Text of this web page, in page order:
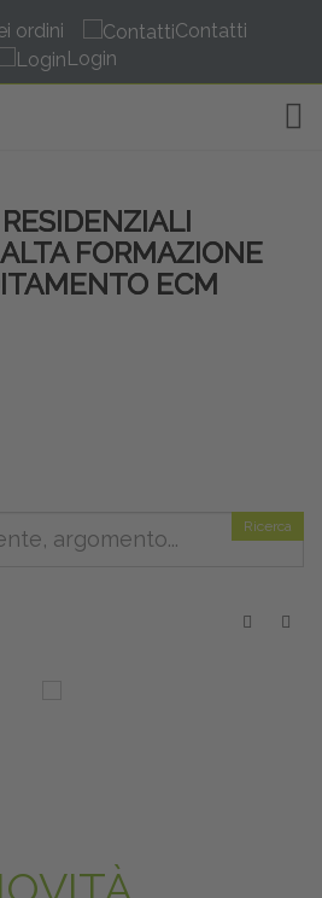
ordini
Contatti
Login
FORMAZIONE
ECM
Ricerca